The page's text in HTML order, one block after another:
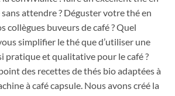
attendre ? Déguster votre thé en
collègues buveurs de café ? Quel
simplifier le thé que d’utiliser une
pratique et qualitative pour le café ?
des recettes de thés bio adaptées à
à café capsule. Nous avons créé la